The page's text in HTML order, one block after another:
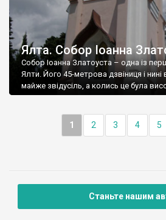
Ялта. Собор Іоанна
Собор Іоанна Златоуста – одна із
Ялти. Його 45-метрова дзвіниця і нині
майже звідусіль, а колись це була
1 2 3 4 5
Станьте нашим